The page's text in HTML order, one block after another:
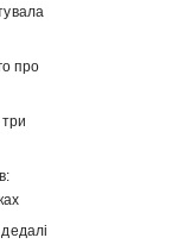
про